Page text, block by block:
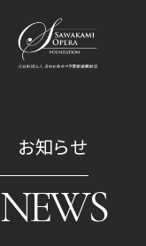
お知らせ
NEWS